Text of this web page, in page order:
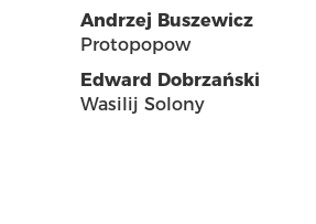
Andrzej Buszewicz
Protopopow
Edward Dobrzański
Wasilij Solony